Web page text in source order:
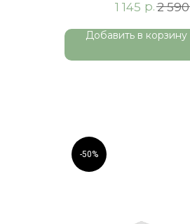
1 145 р. 2 590
Добавить в корзину
-50%